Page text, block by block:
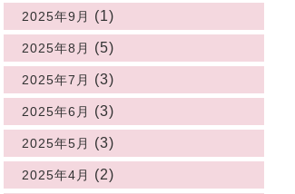
2025年9月 (1)
2025年8月 (5)
2025年7月 (3)
2025年6月 (3)
2025年5月 (3)
2025年4月 (2)